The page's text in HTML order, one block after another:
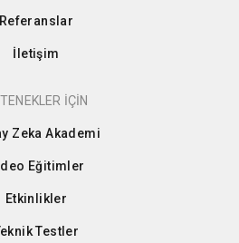
Referanslar
İletişim
İÇİN
Zeka Akademi
Eğitimler
Etkinlikler
Testler